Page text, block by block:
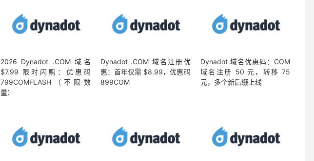
2026 Dynadot .COM 域名
$7.99 限时闪购：优惠码
799COMFLASH（不限数
量）
Dynadot .COM 域名注册优
惠：首年仅需 $8.99，优惠码
899COM
Dynadot 域名优惠码：COM
域名注册 50 元，转移 75
元，多个新后缀上线